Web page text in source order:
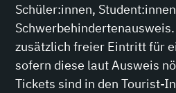
Schüler:innen,
zusätzlich freier Eintritt für
sofern diese laut Ausweis
Tickets sind in den Tourist-